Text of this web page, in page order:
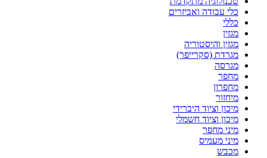
כלי עבודה ואביזרים
כללי
מגזין
מגזין והיסטוריה
מגרדת (סקרייפר)
מגרסה
מחפר
מחפרון
מיחזור
מיכון וציוד היברידי
מיכון וציוד חשמלי
מיני מחפר
מיני מעמיס
מכבש